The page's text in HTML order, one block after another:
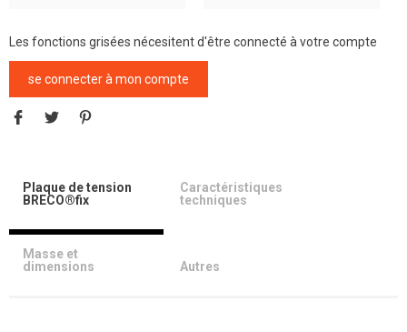
Les fonctions grisées nécesitent d'être connecté à votre compte
se connecter à mon compte
Plaque de tension
BRECO®fix
Caractéristiques
techniques
Masse et
dimensions
Autres